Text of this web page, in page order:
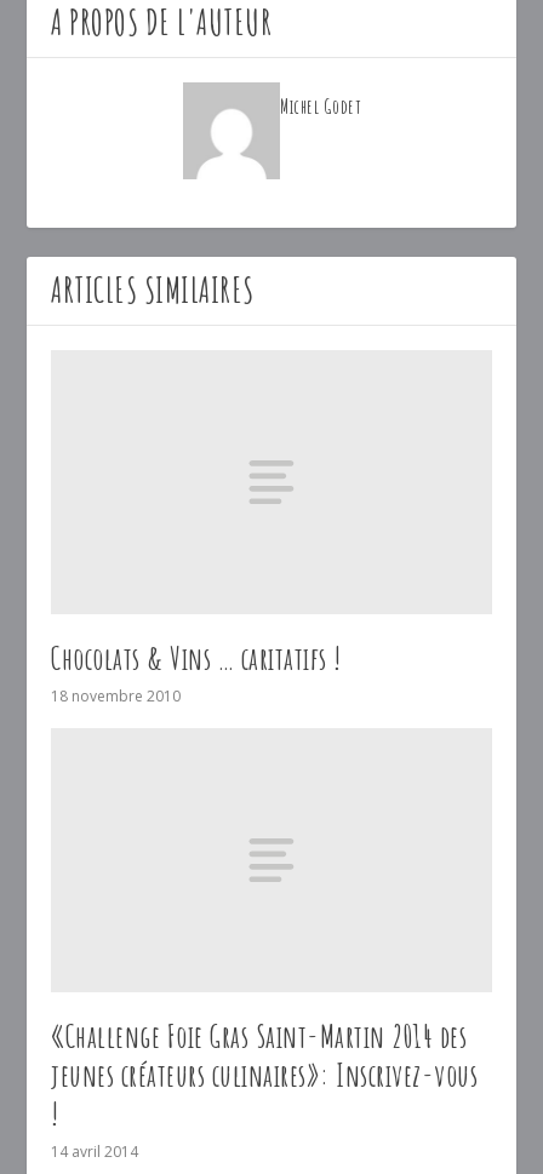
A PROPOS DE L'AUTEUR
Michel Godet
ARTICLES SIMILAIRES
Chocolats & Vins … caritatifs !
18 novembre 2010
«Challenge Foie Gras Saint-Martin 2014 des
jeunes créateurs culinaires»: Inscrivez-vous
!
14 avril 2014